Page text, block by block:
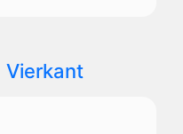
Vierkant